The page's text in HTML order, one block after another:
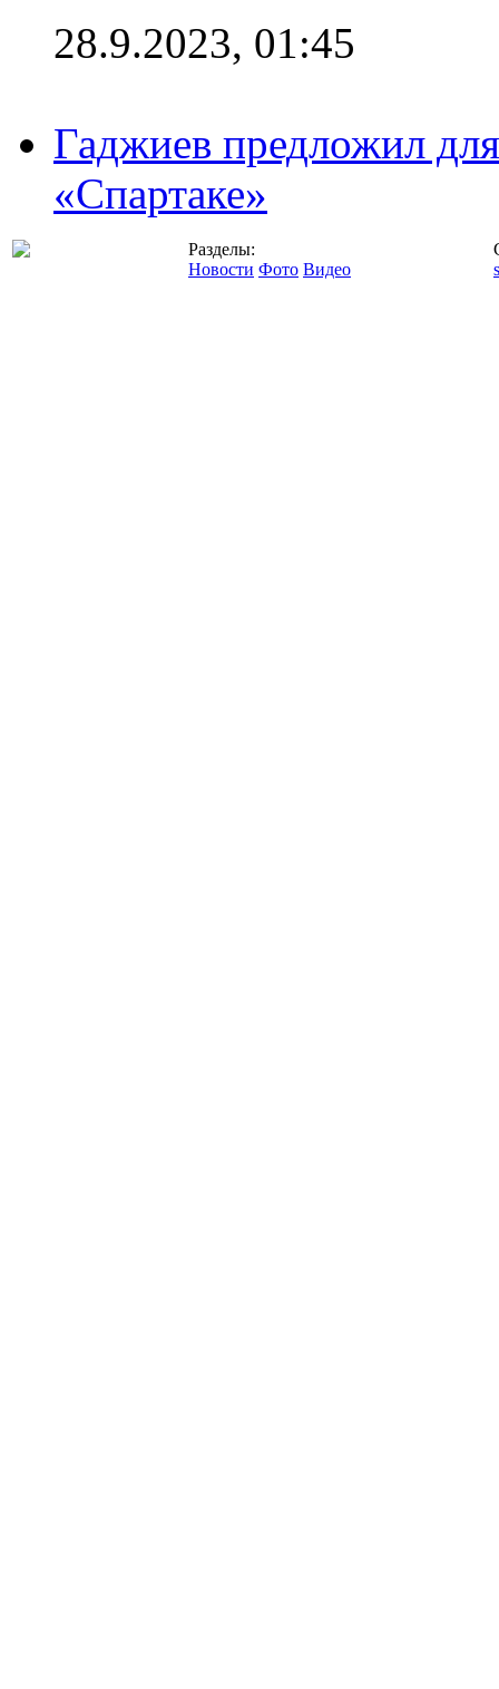
28.9.2023, 01:45
Гаджиев предложил
«Спартаке»
Разделы:
Новости Фото Видео